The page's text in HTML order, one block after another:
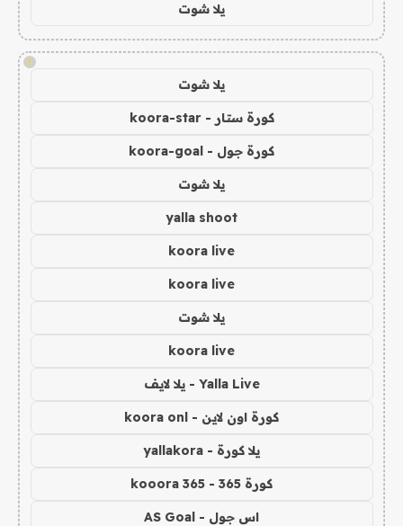
يلا شوت
!
يلا شوت
كورة ستار - koora-star
كورة جول - koora-goal
يلا شوت
yalla shoot
koora live
koora live
يلا شوت
koora live
Yalla Live - يلا لايف
كورة اون لاين - koora onl
يلا كورة - yallakora
كورة 365 - kooora 365
اس جول - AS Goal